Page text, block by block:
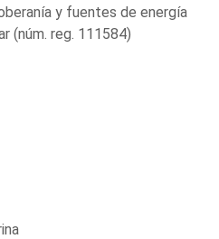
y fuentes de energía
(núm. reg. 111584)